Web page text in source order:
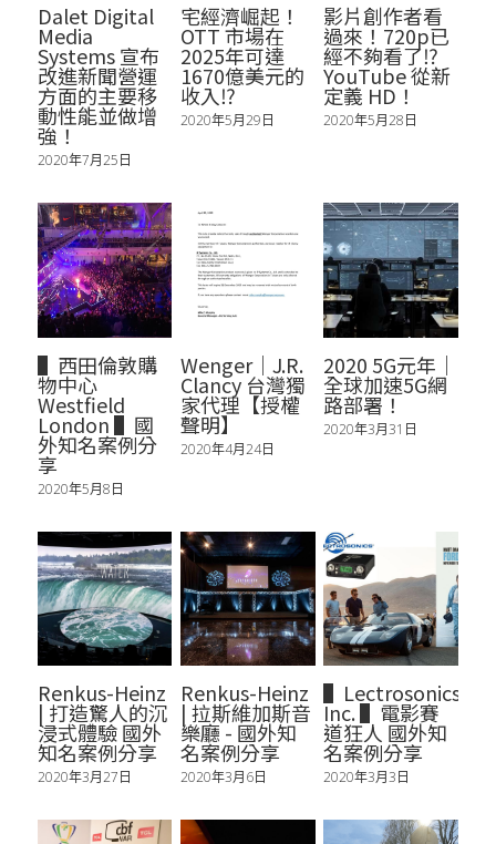
Dalet Digital
Media
Systems 宣布
改進新聞營運
方面的主要移
動性能並做增
強！
2020年7月25日
宅經濟崛起！
OTT 市場在
2025年可達
1670億美元的
收入⁉
2020年5月29日
影片創作者看
過來！720p已
經不夠看了⁉
YouTube 從新
定義 HD！
2020年5月28日
▌西田倫敦購
物中心
Westfield
London ▌國
外知名案例分
享
2020年5月8日
Wenger｜J.R.
Clancy 台灣獨
家代理【授權
聲明】
2020年4月24日
2020 5G元年｜
全球加速5G網
路部署！
2020年3月31日
Renkus-Heinz
| 打造驚人的沉
浸式體驗 國外
知名案例分享
2020年3月27日
Renkus-Heinz
| 拉斯維加斯音
樂廳 - 國外知
名案例分享
2020年3月6日
▌Lectrosonics,
Inc. ▌電影賽
道狂人 國外知
名案例分享
2020年3月3日